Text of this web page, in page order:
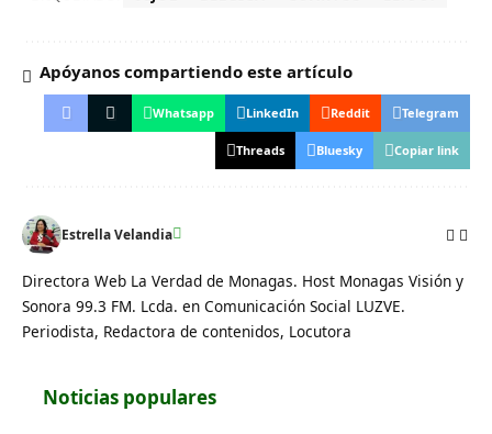
Apóyanos compartiendo este artículo
Whatsapp LinkedIn Reddit Telegram
Threads Bluesky Copiar link
Estrella Velandia
Directora Web La Verdad de Monagas. Host Monagas Visión y
Sonora 99.3 FM. Lcda. en Comunicación Social LUZVE.
Periodista, Redactora de contenidos, Locutora
Noticias populares